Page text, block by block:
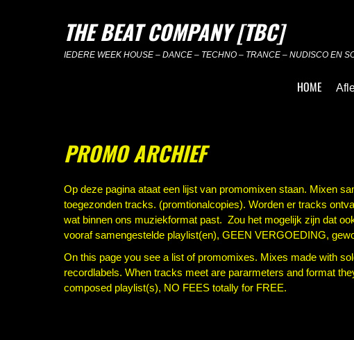
THE BEAT COMPANY [TBC]
IEDERE WEEK HOUSE – DANCE – TECHNO – TRANCE – NUDISCO EN
HOME
PROMO ARCHIEF
Op deze pagina ataat een lijst van promomixen staan. Mixen
toegezonden tracks. (promtionalcopies). Worden er tracks
wat binnen ons muziekformat past. Zou het mogelijk zijn dat
vooraf samengestelde playlist(en), GEEN VERGOEDING,
On this page you see a list of promomixes. Mixes made with
recordlabels. When tracks meet are pararmeters and format
composed playlist(s), NO FEES totally for FREE.